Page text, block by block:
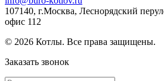
107140, г.Москва, Леснорядский
офис 112
© 2026 Котлы. Все права защищены.
Заказать звонок